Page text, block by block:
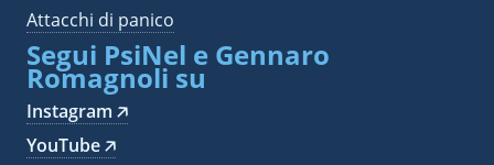
Attacchi di panico
Segui PsiNel e Gennaro
Romagnoli su
Instagram 🡥
YouTube 🡥